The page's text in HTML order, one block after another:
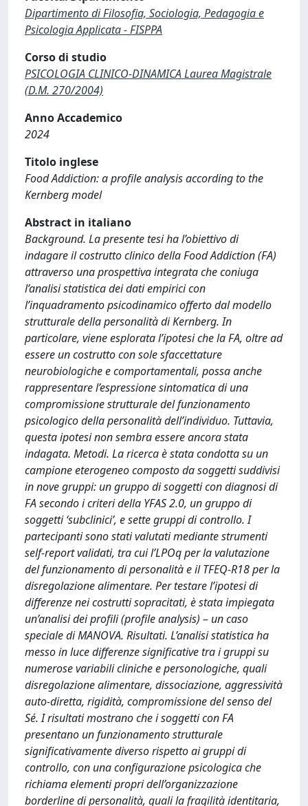
Dipartimento di Filosofia, Sociologia, Pedagogia e
Psicologia Applicata - FISPPA
Corso di studio
PSICOLOGIA CLINICO-DINAMICA Laurea Magistrale
(D.M. 270/2004)
Anno Accademico
2024
Titolo inglese
Food Addiction: a profile analysis according to the
Kernberg model
Abstract in italiano
Background. La presente tesi ha l’obiettivo di
indagare il costrutto clinico della Food Addiction (FA)
attraverso una prospettiva integrata che coniuga
l’analisi statistica dei dati empirici con
l’inquadramento psicodinamico offerto dal modello
strutturale della personalità di Kernberg. In
particolare, viene esplorata l’ipotesi che la FA, oltre ad
essere un costrutto con sole sfaccettature
neurobiologiche e comportamentali, possa anche
rappresentare l’espressione sintomatica di una
compromissione strutturale del funzionamento
psicologico della personalità dell’individuo. Tuttavia,
questa ipotesi non sembra essere ancora stata
indagata. Metodi. La ricerca è stata condotta su un
campione eterogeneo composto da soggetti suddivisi
in nove gruppi: un gruppo di soggetti con diagnosi di
FA secondo i criteri della YFAS 2.0, un gruppo di
soggetti ‘subclinici’, e sette gruppi di controllo. I
partecipanti sono stati valutati mediante strumenti
self-report validati, tra cui l’LPOq per la valutazione
del funzionamento di personalità e il TFEQ-R18 per la
disregolazione alimentare. Per testare l’ipotesi di
differenze nei costrutti sopracitati, è stata impiegata
un’analisi dei profili (profile analysis) – un caso
speciale di MANOVA. Risultati. L’analisi statistica ha
messo in luce differenze significative tra i gruppi su
numerose variabili cliniche e personologiche, quali
disregolazione alimentare, dissociazione, aggressività
auto-diretta, rigidità, compromissione del senso del
Sé. I risultati mostrano che i soggetti con FA
presentano un funzionamento strutturale
significativamente diverso rispetto ai gruppi di
controllo, con una configurazione psicologica che
richiama elementi propri dell’organizzazione
borderline di personalità, quali la fragilità identitaria,